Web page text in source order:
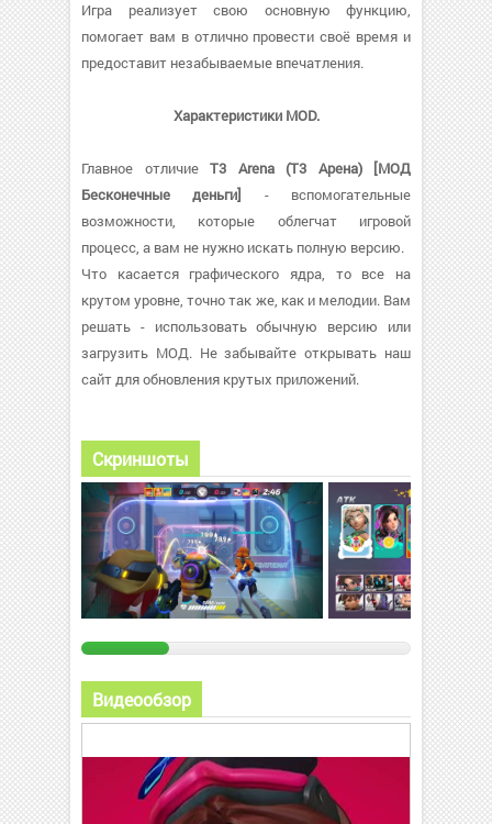
Игра реализует свою основную функцию,
помогает вам в отлично провести своё время и
предоставит незабываемые впечатления.
Характеристики MOD.
Главное отличие T3 Arena (Т3 Арена) [МОД
Бесконечные деньги] - вспомогательные
возможности, которые облегчат игровой
процесс, а вам не нужно искать полную версию.
Что касается графического ядра, то все на
крутом уровне, точно так же, как и мелодии. Вам
решать - использовать обычную версию или
загрузить МОД. Не забывайте открывать наш
сайт для обновления крутых приложений.
Скриншоты
Видеообзор